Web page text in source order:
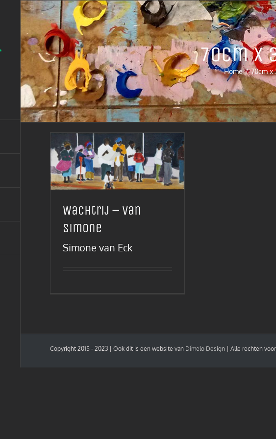
70cm x
Home 70cm x
Wachtrij – van
Simone
Simone van Eck
Copyright 2015 - 2023 | Ook dit is een website van Dímelo Design | Alle rechten